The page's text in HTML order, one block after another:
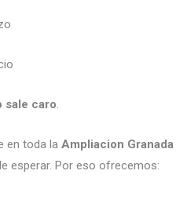
sale caro
en toda la Ampliacion Granada
esperar. Por eso ofrecemos: